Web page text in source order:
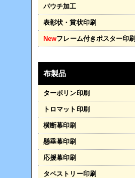
パウチ加工
表彰状・賞状印刷
Newフレーム付きポスター印刷
布製品
ターポリン印刷
トロマット印刷
横断幕印刷
懸垂幕印刷
応援幕印刷
タペストリー印刷